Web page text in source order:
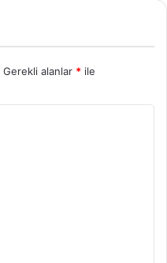
Gerekli alanlar * ile